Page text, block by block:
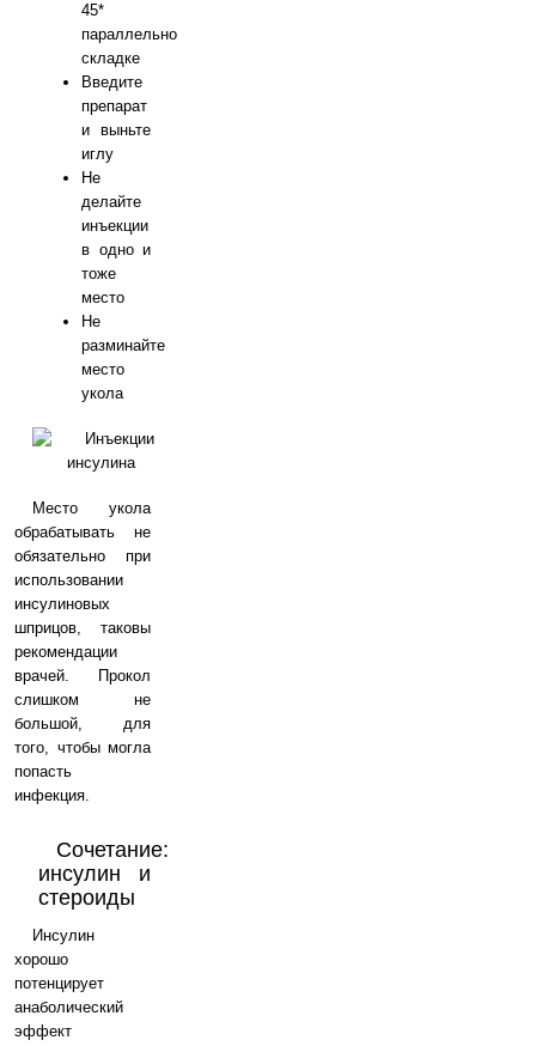
45*
параллельно
складке
Введите
препарат
и выньте
иглу
Не
делайте
инъекции
в одно и
тоже
место
Не
разминайте
место
укола
Место укола
обрабатывать не
обязательно при
использовании
инсулиновых
шприцов, таковы
рекомендации
врачей. Прокол
слишком не
большой, для
того, чтобы могла
попасть
инфекция.
Сочетание:
инсулин и
стероиды
Инсулин
хорошо
потенцирует
анаболический
эффект